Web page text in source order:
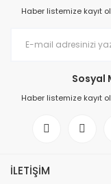
Haber listemize kayıt
Sosyal
Haber listemize kayıt
İLETİŞİM